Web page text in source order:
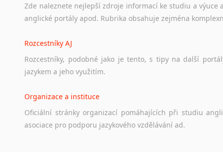
Zde naleznete nejlepší zdroje informací ke studiu a výuce
anglické portály apod. Rubrika obsahuje zejména
Rozcestníky AJ
Rozcestníky, podobné jako je tento, s tipy na další
jazykem a jeho využitím.
Organizace a instituce
Oficiální stránky organizací pomáhajících při studiu
asociace pro podporu jazykového vzdělávání ad.